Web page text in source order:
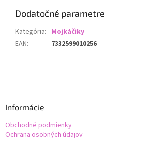
Dodatočné parametre
Kategória: Mojkáčiky
EAN: 7332599010256
Informácie
Obchodné podmienky
Ochrana osobných údajov